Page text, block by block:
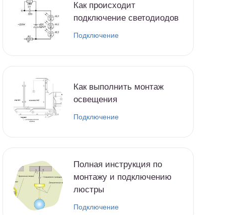
Как происходит
подключение светодиодов
Подключение
Как выполнить монтаж
освещения
Подключение
Полная инструкция по
монтажу и подключению
люстры
Подключение